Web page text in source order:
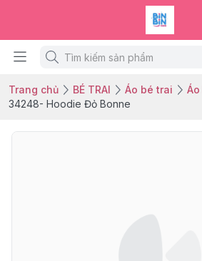
Trang chủ BÉ TRAI Áo bé trai
34248- Hoodie Đỏ Bonne